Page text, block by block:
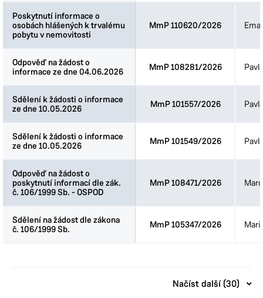
Poskytnutí informace o
osobách hlášených k trvalému
pobytu v nemovitosti
MmP 110620/2026
Odpověď na žádost o
informace ze dne 04.06.2026
MmP 108281/2026
Sdělení k žádosti o informace
ze dne 10.05.2026
MmP 101557/2026
Sdělení k žádosti o informace
ze dne 10.05.2026
MmP 101549/2026
Odpověď na žádost o
poskytnutí informací dle zák.
č. 106/1999 Sb. - OSPOD
MmP 108471/2026
Sdělení na žádost dle zákona
č. 106/1999 Sb.
MmP 105347/2026
Poskytnutí informace o
osobách hlášených k trvalému
pobytu v nemovitosti
Odpověď na žádost o
informace ze dne 04.06.2026
Sdělení k žádosti o informace
ze dne 10.05.2026
Sdělení k žádosti o informace
ze dne 10.05.2026
Odpověď na žádost o
poskytnutí informací dle zák.
č. 106/1999 Sb. - OSPOD
Sdělení na žádost dle zákona
č. 106/1999 Sb.
Načíst další (30)